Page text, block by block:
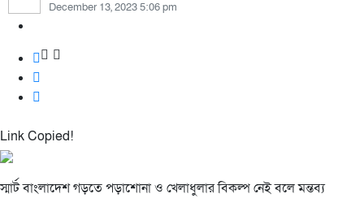
December 13, 2023 5:06 pm
Link Copied!
স্মার্ট বাংলাদেশ গড়তে পড়াশোনা ও খেলাধুলার বিকল্প নেই বলে মন্তব্য